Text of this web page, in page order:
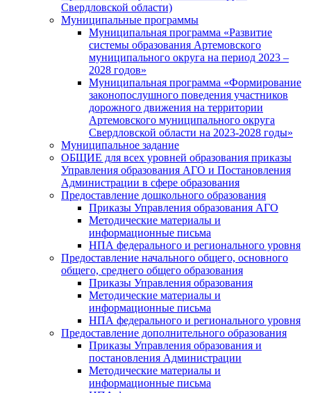
Свердловской области)
Муниципальные программы
Муниципальная программа «Развитие
системы образования Артемовского
муниципального округа на период 2023 –
2028 годов»
Муниципальная программа «Формирование
законопослушного поведения участников
дорожного движения на территории
Артемовского муниципального округа
Свердловской области на 2023-2028 годы»
Муниципальное задание
ОБЩИЕ для всех уровней образования приказы
Управления образования АГО и Постановления
Администрации в сфере образования
Предоставление дошкольного образования
Приказы Управления образования АГО
Методические материалы и
информационные письма
НПА федерального и регионального уровня
Предоставление начального общего, основного
общего, среднего общего образования
Приказы Управления образования
Методические материалы и
информационные письма
НПА федерального и регионального уровня
Предоставление дополнительного образования
Приказы Управления образования и
постановления Администрации
Методические материалы и
информационные письма